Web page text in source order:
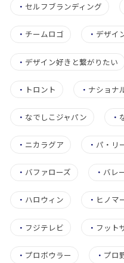
・ セルフブランディング
・ チームロゴ ・ デザイ
・ デザイン好きと繋がりたい
・ トロント ・ ナショナ
・ なでしこジャパン ・
・ ニカラグア ・ パ・リ
・ バファローズ ・ バレ
・ ハロウィン ・ ヒノマ
・ フジテレビ ・ フット
・ プロボウラー ・ プロ